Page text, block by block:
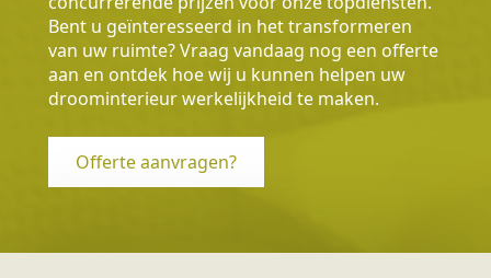
Bent u geïnteresseerd in het transformeren
van uw ruimte? Vraag vandaag nog een offerte
aan en ontdek hoe wij u kunnen helpen uw
droominterieur werkelijkheid te maken.
Offerte aanvragen?